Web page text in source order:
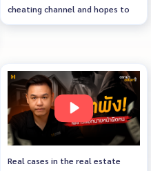
cheating channel and hopes to
claim a fine of 3 million!&quot;
Real cases in the real estate